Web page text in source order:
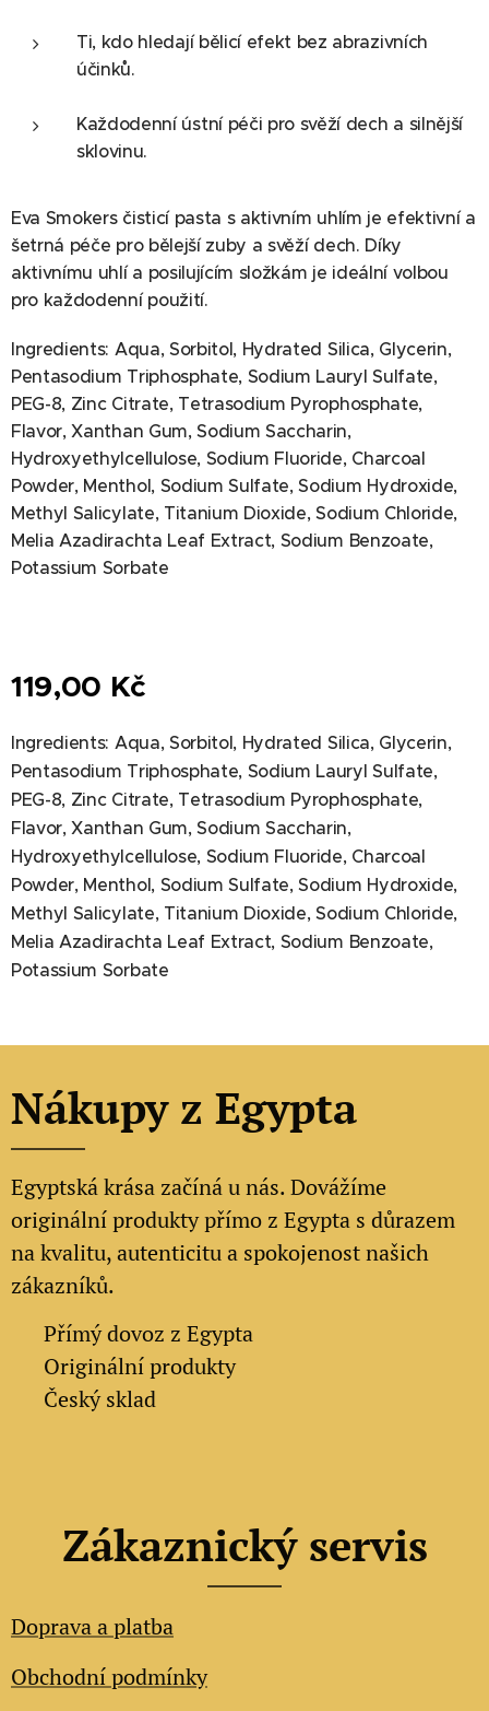
Ti, kdo hledají bělicí efekt bez abrazivních
účinků.
Každodenní ústní péči pro svěží dech a silnější
sklovinu.
Eva Smokers čisticí pasta s aktivním uhlím je efektivní a
šetrná péče pro bělejší zuby a svěží dech. Díky
aktivnímu uhlí a posilujícím složkám je ideální volbou
pro každodenní použití.
Ingredients: Aqua, Sorbitol, Hydrated Silica, Glycerin,
Pentasodium Triphosphate, Sodium Lauryl Sulfate,
PEG-8, Zinc Citrate, Tetrasodium Pyrophosphate,
Flavor, Xanthan Gum, Sodium Saccharin,
Hydroxyethylcellulose, Sodium Fluoride, Charcoal
Powder, Menthol, Sodium Sulfate, Sodium Hydroxide,
Methyl Salicylate, Titanium Dioxide, Sodium Chloride,
Melia Azadirachta Leaf Extract, Sodium Benzoate,
Potassium Sorbate
119,00 Kč
Ingredients: Aqua, Sorbitol, Hydrated Silica, Glycerin,
Pentasodium Triphosphate, Sodium Lauryl Sulfate,
PEG-8, Zinc Citrate, Tetrasodium Pyrophosphate,
Flavor, Xanthan Gum, Sodium Saccharin,
Hydroxyethylcellulose, Sodium Fluoride, Charcoal
Powder, Menthol, Sodium Sulfate, Sodium Hydroxide,
Methyl Salicylate, Titanium Dioxide, Sodium Chloride,
Melia Azadirachta Leaf Extract, Sodium Benzoate,
Potassium Sorbate
Nákupy z Egypta
Egyptská krása začíná u nás. Dovážíme
originální produkty přímo z Egypta s důrazem
na kvalitu, autenticitu a spokojenost našich
zákazníků.
Přímý dovoz z Egypta
Originální produkty
✔ Český sklad
Zákaznický servis
Doprava a platba
Obchodní podmínky